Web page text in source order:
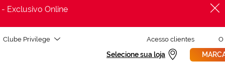
Exclusivo Online
Clube Privilege Acesso clientes O
Selecione sua loja